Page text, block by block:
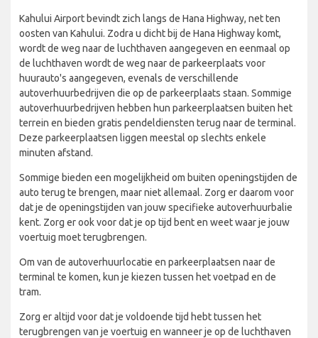
Kahului Airport bevindt zich langs de Hana Highway, net ten
oosten van Kahului. Zodra u dicht bij de Hana Highway komt,
wordt de weg naar de luchthaven aangegeven en eenmaal op
de luchthaven wordt de weg naar de parkeerplaats voor
huurauto's aangegeven, evenals de verschillende
autoverhuurbedrijven die op de parkeerplaats staan. Sommige
autoverhuurbedrijven hebben hun parkeerplaatsen buiten het
terrein en bieden gratis pendeldiensten terug naar de terminal.
Deze parkeerplaatsen liggen meestal op slechts enkele
minuten afstand.
Sommige bieden een mogelijkheid om buiten openingstijden de
auto terug te brengen, maar niet allemaal. Zorg er daarom voor
dat je de openingstijden van jouw specifieke autoverhuurbalie
kent. Zorg er ook voor dat je op tijd bent en weet waar je jouw
voertuig moet terugbrengen.
Om van de autoverhuurlocatie en parkeerplaatsen naar de
terminal te komen, kun je kiezen tussen het voetpad en de
tram.
Zorg er altijd voor dat je voldoende tijd hebt tussen het
terugbrengen van je voertuig en wanneer je op de luchthaven